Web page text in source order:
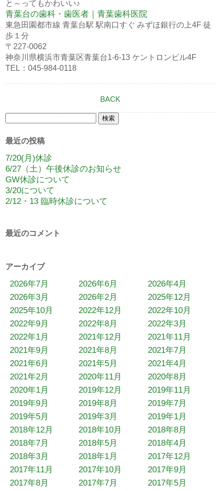
と～ってもかわいい♪
青葉台の歯科・歯医者｜青葉歯科医院
東急田園都市線 青葉台駅 駅南口すぐ みずほ銀行の上4F 徒
歩１分
〒227-0062
神奈川県横浜市青葉区青葉台1-6-13 ケントロンビル4F
TEL：045-984-0118
BACK
最近の投稿
7/20(月)休診
6/27（土）午後休診のお知らせ
GW休診について
3/20について
2/12・13 臨時休診について
最近のコメント
アーカイブ
2026年7月 2026年6月
2026年4月
2026年3月
2026年2月
2025年12月
2025年10月
2022年12月
2022年10月
2022年9月
2022年8月
2022年3月
2022年1月
2021年12月
2021年11月
2021年9月
2021年8月
2021年7月
2021年6月
2021年5月
2021年4月
2021年2月
2020年11月
2020年8月
2020年1月
2019年12月
2019年11月
2019年9月
2019年8月
2019年7月
2019年5月
2019年3月
2019年1月
2018年12月
2018年10月
2018年8月
2018年7月
2018年5月
2018年4月
2018年3月
2018年1月
2017年12月
2017年11月
2017年10月
2017年9月
2017年8月
2017年7月
2017年5月